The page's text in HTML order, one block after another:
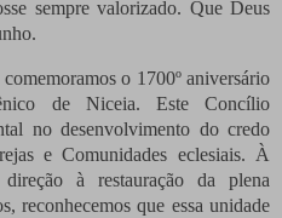
sempre valorizado. Que Deus
o 1700º aniversário
de Niceia. Este Concílio
no desenvolvimento do credo
e Comunidades eclesiais. À
à restauração da plena
reconhecemos que essa unidade